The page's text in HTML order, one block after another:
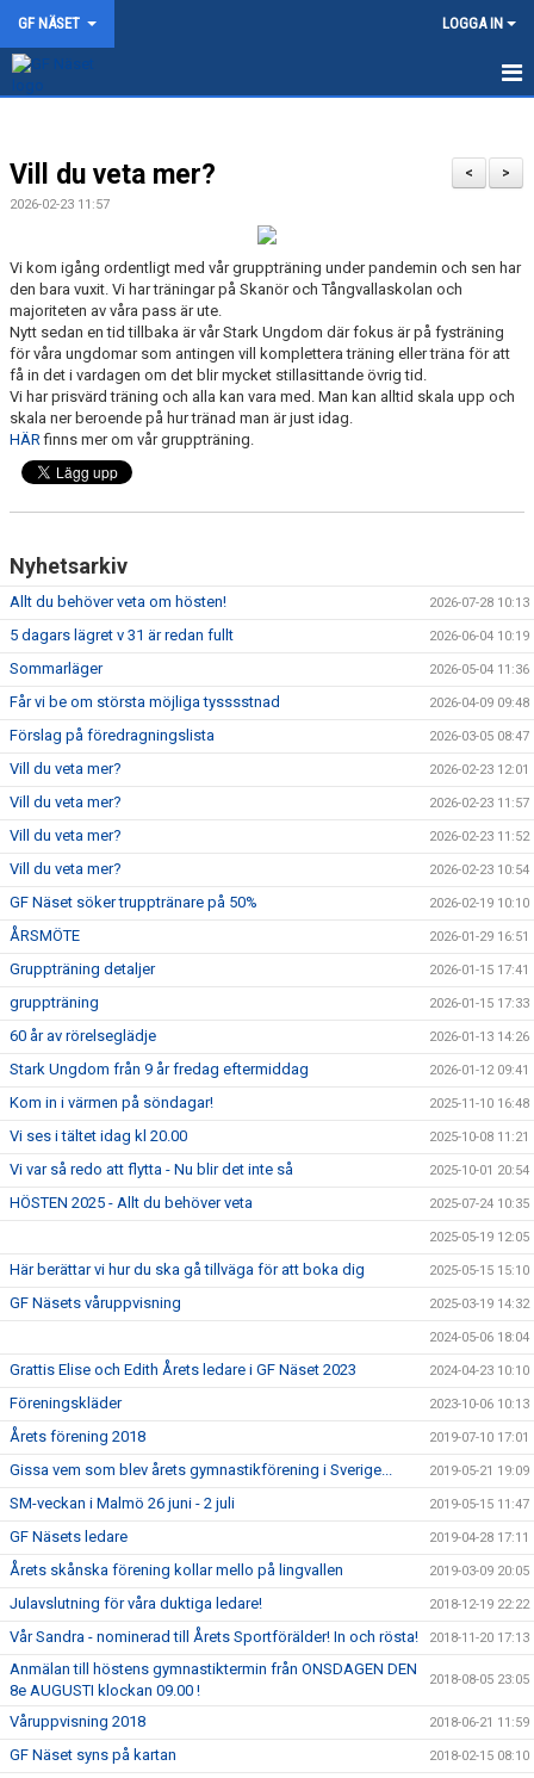
GF NÄSET LOGGA IN
NYHETER
OM GF NÄSET
AVGIFTER
KONTAKT
FÖRENINGSKLÄDER
MOT TÅNGVALLA 2026
>
<
Vill du veta mer?
2026-02-23 11:57
Vi kom igång ordentligt med vår gruppträning under pandemin och sen har
den bara vuxit. Vi har träningar på Skanör och Tångvallaskolan och
majoriteten av våra pass är ute.
Nytt sedan en tid tillbaka är vår Stark Ungdom där fokus är på fysträning
för våra ungdomar som antingen vill komplettera träning eller träna för att
få in det i vardagen om det blir mycket stillasittande övrig tid.
Vi har prisvärd träning och alla kan vara med. Man kan alltid skala upp och
skala ner beroende på hur tränad man är just idag.
HÄRfinns mer om vår gruppträning.
Nyhetsarkiv
Allt du behöver veta om hösten! 2026-07-28 10:13
5 dagars lägret v 31 är redan fullt 2026-06-04 10:19
Sommarläger 2026-05-04 11:36
Får vi be om största möjliga tysssstnad 2026-04-09 09:48
Förslag på föredragningslista 2026-03-05 08:47
Vill du veta mer? 2026-02-23 12:01
Vill du veta mer? 2026-02-23 11:57
Vill du veta mer? 2026-02-23 11:52
Vill du veta mer? 2026-02-23 10:54
GF Näset söker trupptränare på 50% 2026-02-19 10:10
ÅRSMÖTE 2026-01-29 16:51
Gruppträning detaljer 2026-01-15 17:41
gruppträning 2026-01-15 17:33
60 år av rörelseglädje 2026-01-13 14:26
Stark Ungdom från 9 år fredag eftermiddag 2026-01-12 09:41
Kom in i värmen på söndagar! 2025-11-10 16:48
Vi ses i tältet idag kl 20.00 2025-10-08 11:21
Vi var så redo att flytta - Nu blir det inte så 2025-10-01 20:54
HÖSTEN 2025 - Allt du behöver veta 2025-07-24 10:35
2025-05-19 12:05
Här berättar vi hur du ska gå tillväga för att boka dig 2025-05-15 15:10
GF Näsets våruppvisning 2025-03-19 14:32
2024-05-06 18:04
Grattis Elise och Edith Årets ledare i GF Näset 2023 2024-04-23 10:10
Föreningskläder 2023-10-06 10:13
Årets förening 2018 2019-07-10 17:01
Gissa vem som blev årets gymnastikförening i Sverige... 2019-05-21 19:09
SM-veckan i Malmö 26 juni - 2 juli 2019-05-15 11:47
GF Näsets ledare 2019-04-28 17:11
Årets skånska förening kollar mello på lingvallen 2019-03-09 20:05
Julavslutning för våra duktiga ledare! 2018-12-19 22:22
Vår Sandra - nominerad till Årets Sportförälder! In och rösta! 2018-11-20 17:13
Anmälan till höstens gymnastiktermin från ONSDAGEN DEN
8e AUGUSTI klockan 09.00 !
2018-08-05 23:05
Våruppvisning 2018 2018-06-21 11:59
GF Näset syns på kartan 2018-02-15 08:10